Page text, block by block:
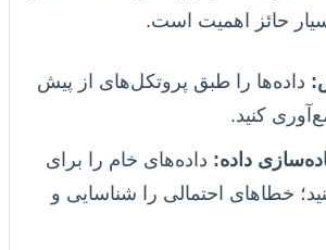
حائز اهمیت است.
داده‌ها را طبق پروتکل‌های از پیش
کنید.
داده: داده‌های خام را برای
خطاهای احتمالی را شناسایی و